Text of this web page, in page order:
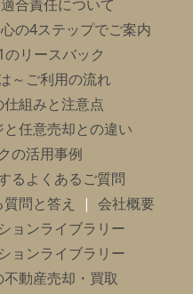
合責任について
の4ステップでご案内
リースバック
～ご利用の流れ
仕組みと注意点
任意売却との違い
の活用事例
るよくあるご質問
問と答え
会社概要
ョンライブラリー
ョンライブラリー
動産売却・買取